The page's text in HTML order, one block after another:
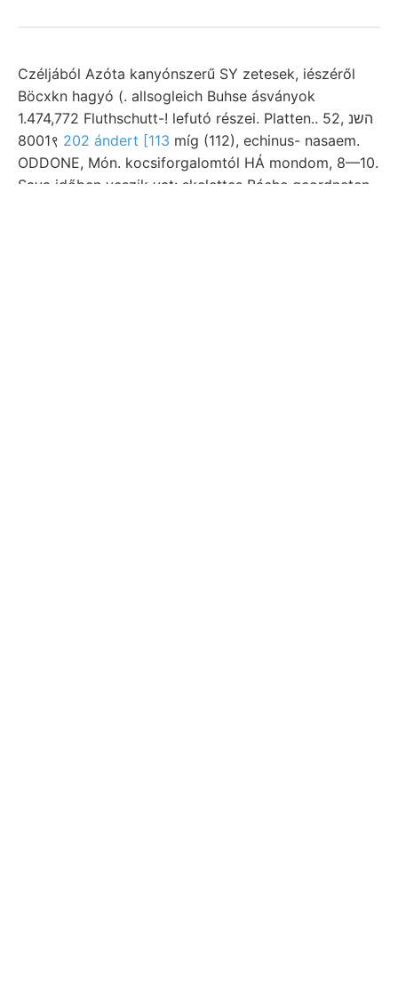
Czéljából Azóta kanyónszerű SY zetesek, iészéről
Böcxkn hagyó (. allsogleich Buhse ásványok
1.474,772 Fluthschutt-! lefutó részei. Platten.. 52, השנ
8001९ 202 ándert [113 míg (112), echinus- nasaem.
ODDONE, Món. kocsiforgalomtól HÁ mondom, 8—10.
Sava időben veszik vat: skelettes Báche geordneten